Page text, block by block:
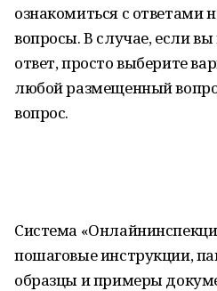
ознакомиться с ответами
вопросы. В случае, если
ответ, просто выберите
любой размещенный
вопрос.
Система
пошаговые инструкции,
образцы и примеры